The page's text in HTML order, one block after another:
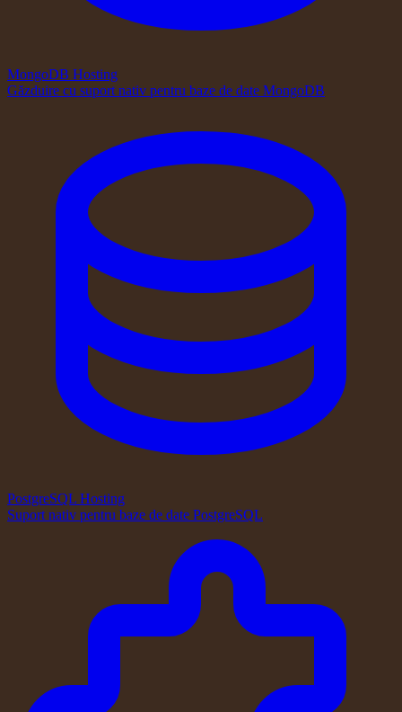
MongoDB Hosting
Găzduire cu suport nativ pentru baze de date MongoDB
PostgreSQL Hosting
Suport nativ pentru baze de date PostgreSQL